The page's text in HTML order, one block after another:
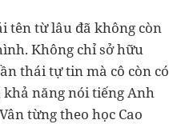
tên từ lâu đã không còn
Không chỉ sở hữu
thái tự tin mà cô còn có
năng nói tiếng Anh
từng theo học Cao